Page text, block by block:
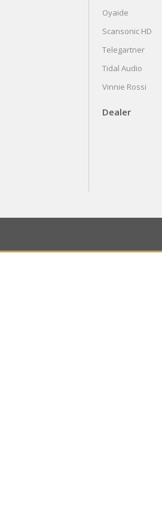
Oyaide
Scansonic HD
Telegartner
Tidal Audio
Vinnie Rossi
Dealer